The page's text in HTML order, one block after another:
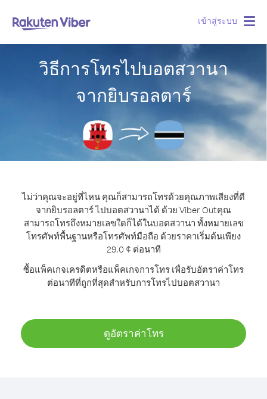
เข้าสู่ระบบ
วิธีการโทรไปบอตสวานา
จากยิบรอลตาร์
ไม่ว่าคุณจะอยู่ที่ไหน คุณก็สามารถโทรด้วยคุณภาพเสียงที่ดี
จากยิบรอลตาร์ ไปบอตสวานาได้ ด้วย Viber Outคุณ
สามารถโทรถึงหมายเลขใดก็ได้ในบอตสวานา ทั้งหมายเลข
โทรศัพท์พื้นฐานหรือโทรศัพท์มือถือ ด้วยราคาเริ่มต้นเพียง
29.0 ¢ ต่อนาที
ซื้อแพ็คเกจเครดิตหรือแพ็คเกจการโทร เพื่อรับอัตราค่าโทร
ต่อนาทีที่ถูกที่สุดสำหรับการโทรไปบอตสวานา
ดูอัตราค่าโทร